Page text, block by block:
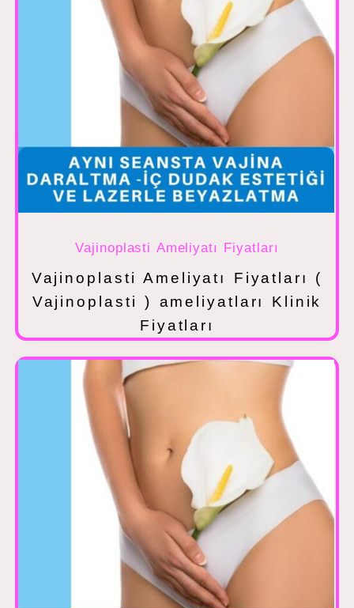
Vajinoplasti Ameliyatı Fiyatları
Vajinoplasti Ameliyatı Fiyatları (
Vajinoplasti ) ameliyatları Klinik
Fiyatları